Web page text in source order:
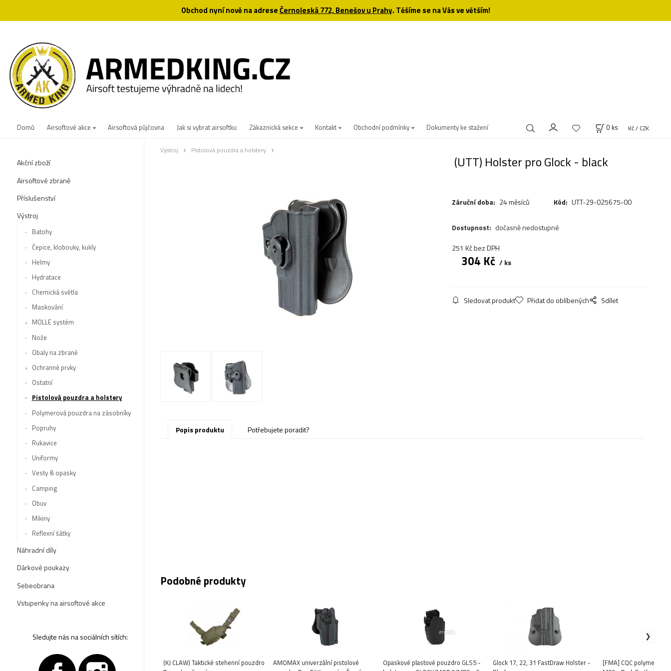
Obchod nyní nově na adreseČernoleská 772, Benešov u Prahy. Těšíme se na Vás ve větším!
Domů Airsoftové akce Airsoftová půjčovna Jak si vybrat airsoftku Zákaznická sekce Kontakt Obchodní podmínky Dokumenty ke stažení 0 ks Kč / CZK
Akční zboží
Airsoftové zbraně
Příslušenství
Výstroj
Batohy
Čepice, klobouky, kukly
Helmy
Hydratace
Chemická světla
Maskování
MOLLE systém
Nože
Obaly na zbraně
Ochranné prvky
Ostatní
Pistolová pouzdra a holstery
Polymerová pouzdra na zásobníky
Popruhy
Rukavice
Uniformy
Vesty & opasky
Camping
Obuv
Mikiny
Reflexní šátky
Náhradní díly
Dárkové poukazy
Sebeobrana
Vstupenky na airsoftové akce
Sledujte nás na sociálních sítích:
Výstroj Pistolová pouzdra a holstery
(UTT) Holster pro Glock - black
Záruční doba: 24 měsíců Kód: UTT-29-025675-00
Dostupnost: dočasně nedostupné
251 Kčbez DPH
304 Kč ks
Sledovat produkt Přidat do oblíbených Sdílet
Popis produktu Potřebujete poradit?
Podobné produkty
(KJ CLAW) Taktické stehenní pouzdro
AMOMAX univerzální pistolové
Opaskové plastové pouzdro GLS5 -
Glock 17, 22, 31 FastDraw Holster -
[FMA] CQC polymerový